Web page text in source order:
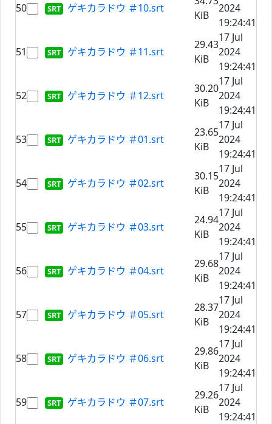
50 ゲキカラドウ ＃10.srt
KiB
2024
19:24:41
51 ゲキカラドウ ＃11.srt
29.43
KiB
17 Jul
2024
19:24:41
52 ゲキカラドウ ＃12.srt
30.20
KiB
17 Jul
2024
19:24:41
53 ゲキカラドウ ＃01.srt
23.65
KiB
17 Jul
2024
19:24:41
54 ゲキカラドウ ＃02.srt
30.15
KiB
17 Jul
2024
19:24:41
55 ゲキカラドウ ＃03.srt
24.94
KiB
17 Jul
2024
19:24:41
56 ゲキカラドウ ＃04.srt
29.68
KiB
17 Jul
2024
19:24:41
57 ゲキカラドウ ＃05.srt
28.37
KiB
17 Jul
2024
19:24:41
58 ゲキカラドウ ＃06.srt
29.86
KiB
17 Jul
2024
19:24:41
59 ゲキカラドウ ＃07.srt
29.26
KiB
17 Jul
2024
19:24:41